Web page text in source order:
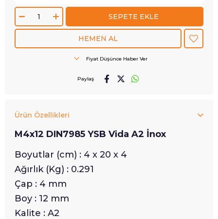
Fiyat Düşünce Haber Ver
Paylaş
Ürün Özellikleri
M4x12 DIN7985 YSB Vida A2 İnox
Boyutlar (cm) : 4 x 20 x 4
Ağırlık (Kg) : 0.291
Çap : 4 mm
Boy : 12 mm
Kalite : A2